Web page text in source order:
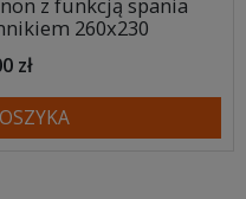
z funkcją spania
260x230
zł